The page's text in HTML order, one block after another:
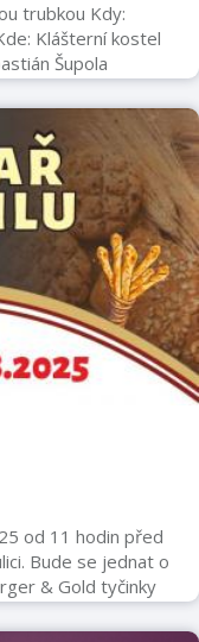
trubkou Kdy:
Klášterní kostel
Šupola
skladby J. S.
J. Křtitele
vstupné bude
varhan.
farnost Příbor
od 11 hodin před
Bude se jednat o
& Gold tyčinky
poslechu bude hrát
a šéfkuchařem